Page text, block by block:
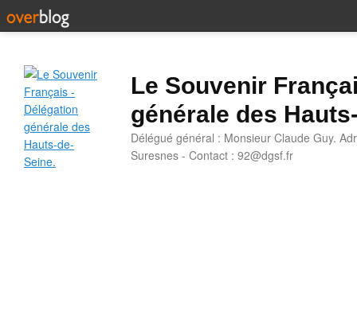
Le Souvenir
générale des
Délégué général : Monsieur Claude Guy.
Suresnes - Contact : 92@dgsf.fr